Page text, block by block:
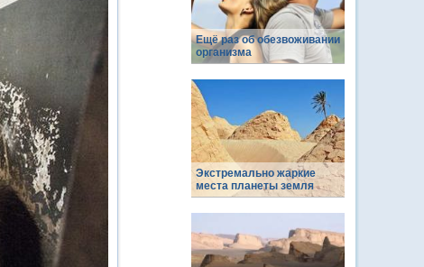
Ещё раз об обезвоживании
организма
Экстремально жаркие
места планеты земля